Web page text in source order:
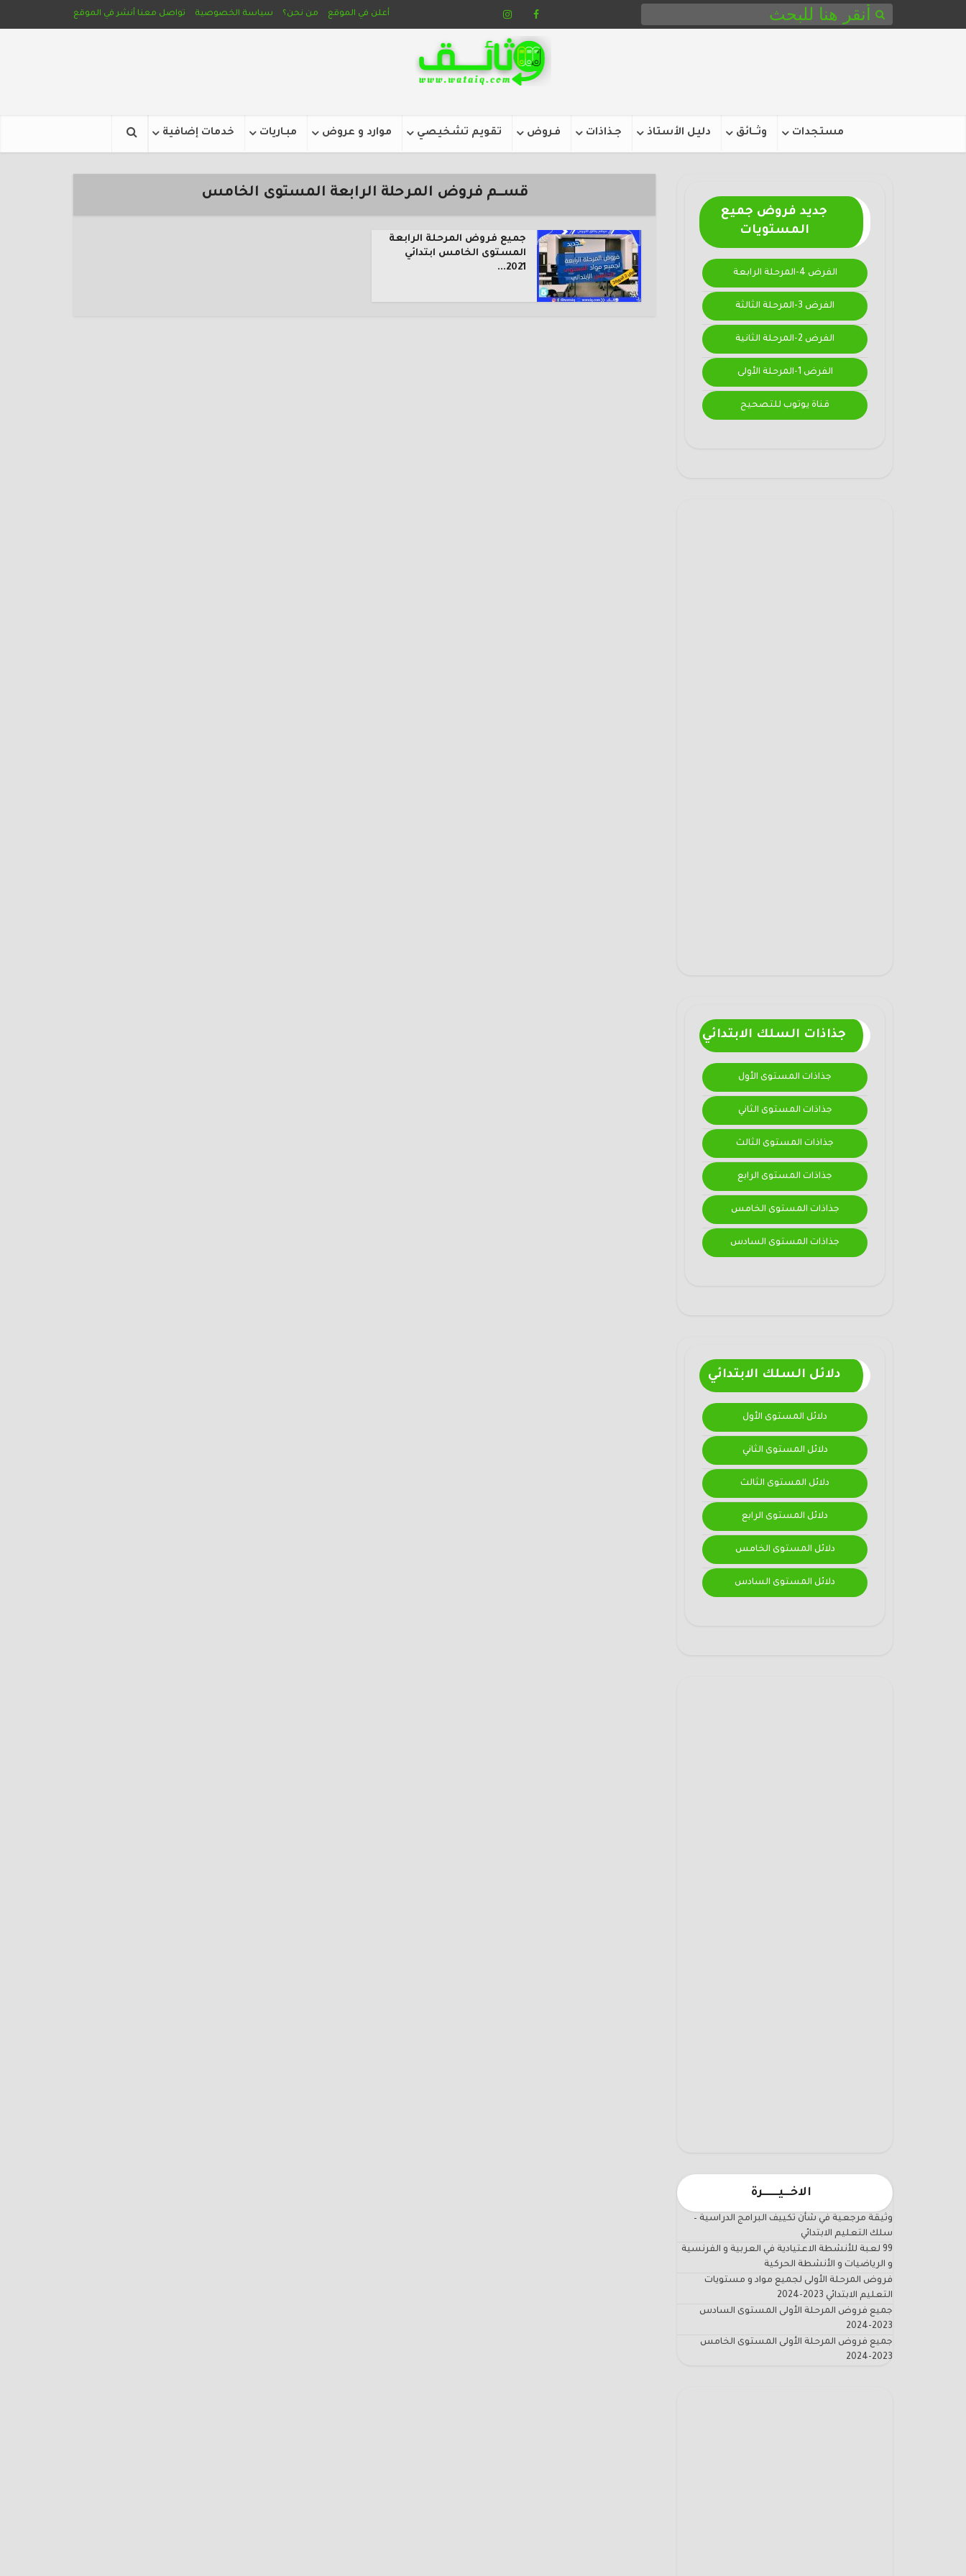
أعلن في الموقع من نحن؟ سياسة الخصوصية تواصل معنا أنشر في الموقع
مستجدات وثـــائق دليل الأستاذ جـذاذات فـروض تقويم تشخيصي موارد و عروض مبـاريات خدمات إضافية
قســــم فروض المرحلة الرابعة المستوى الخامس
جميع فروض المرحلة الرابعة
المستوى الخامس ابتدائي
2021...
جديد فروض جميع
المستويات
الفرض 4-المرحلة الرابعة
الفرض 3-المرحلة الثالثة
الفرض 2-المرحلة الثانية
الفرض 1-المرحلة الأولى
قناة يوتوب للتصحيح
جذاذات السلك الابتدائي
جذاذات المستوى الأول
جذاذات المستوى الثاني
جذاذات المستوى الثالث
جذاذات المستوى الرابع
جذاذات المستوى الخامس
جذاذات المستوى السادس
دلائل السلك الابتدائي
دلائل المستوى الأول
دلائل المستوى الثاني
دلائل المستوى الثالث
دلائل المستوى الرابع
دلائل المستوى الخامس
دلائل المستوى السادس
الاخـــيـــــــرة
وثيقة مرجعية في شأن تكييف البرامج الدراسية –
سلك التعليم الابتدائي
99 لعبة للأنشطة الاعتيادية في العربية و الفرنسية
و الرياضيات و الأنشطة الحركية
فروض المرحلة الأولى لجميع مواد و مستويات
التعليم الابتدائي 2023-2024
جميع فروض المرحلة الأولى المستوى السادس
2023-2024
جميع فروض المرحلة الأولى المستوى الخامس
2023-2024